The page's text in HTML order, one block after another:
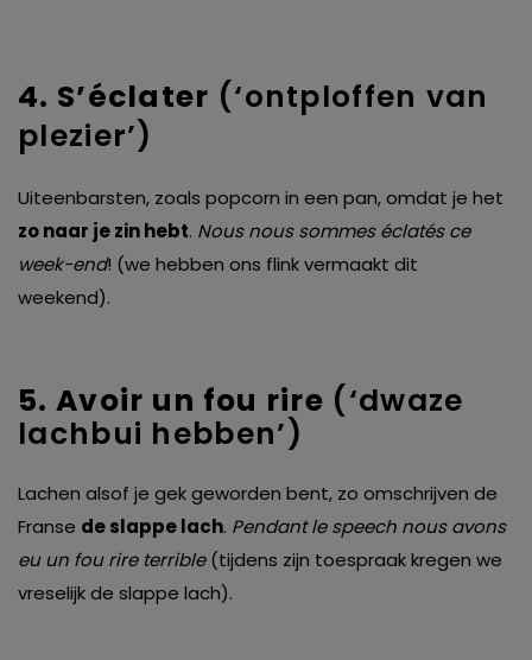
4. S’éclater (‘ontploffen van
plezier’)
Uiteenbarsten, zoals popcorn in een pan, omdat je het
zo naar je zin hebt. Nous nous sommes éclatés ce
week-end! (we hebben ons flink vermaakt dit
weekend).
5. Avoir un fou rire (‘dwaze
lachbui hebben’)
Lachen alsof je gek geworden bent, zo omschrijven de
Franse de slappe lach. Pendant le speech nous avons
eu un fou rire terrible(tijdens zijn toespraak kregen we
vreselijk de slappe lach).